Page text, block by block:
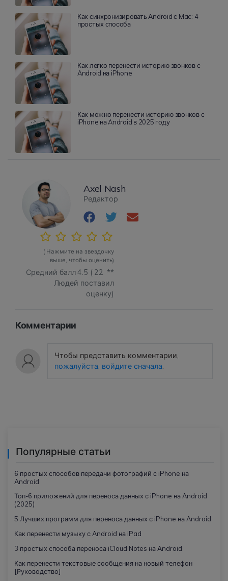
Как синхронизировать Android с Mac: 4
простых способа
Как легко перенести историю звонков с
Android на iPhone
Как можно перенести историю звонков с
iPhone на Android в 2025 году
Axel Nash
Редактор
( Нажмите на звездочку
выше, чтобы оценить)
Средний балл4.5 ( 22 **
Людей поставил
оценку)
Комментарии
Чтобы представить комментарии,
пожалуйста, войдите сначала.
Популярные статьи
6 простых способов передачи фотографий с iPhone на
Android
Топ-6 приложений для переноса данных с iPhone на Android
(2025)
5 Лучших программ для переноса данных с iPhone на Android
Как перенести музыку с Android на iPad
3 простых способа переноса iCloud Notes на Android
Как перенести текстовые сообщения на новый телефон
[Руководство]